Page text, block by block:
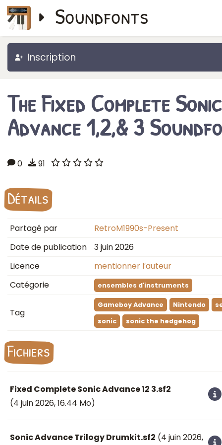
Soundfonts
Inscription
The Fixed Complete Sonic
Advance 1,2,& 3
0 91
Détails
Partagé par
RetroM1990s-Present
Date de publication
3 juin 2026
Licence
mentionner l′auteur
Catégorie
ensembles d′instruments
Tag
Gameboy Advance Nintendo
sonic
sonic the hedgehog
Fichiers
Fixed Complete Sonic Advance 12 3.sf2
(4 juin 2026, 16.44 Mo)
Sonic Advance Trilogy Drumkit.sf2 (4 juin 2026,